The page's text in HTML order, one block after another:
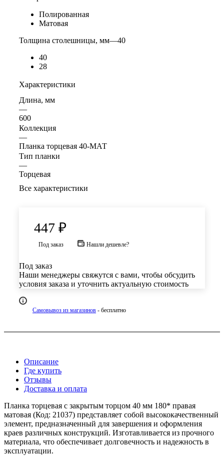
Полированная
Матовая
Толщина столешницы, мм—40
40
28
Характеристики
Длина, мм
—
600
Коллекция
—
Планка торцевая 40-МАТ
Тип планки
—
Торцевая
Все характеристики
447 ₽
Под заказ Нашли дешевле?
Под заказ
Наши менеджеры свяжутся с вами, чтобы обсудить
условия заказа и уточнить актуальную стоимость
Самовывоз из магазинов - бесплатно
Описание
Где купить
Отзывы
Доставка и оплата
Планка торцевая с закрытым торцом 40 мм 180* правая
матовая (Код: 21037) представляет собой высококачественный
элемент, предназначенный для завершения и оформления
краев различных конструкций. Изготавливается из прочного
материала, что обеспечивает долговечность и надежность в
эксплуатации.